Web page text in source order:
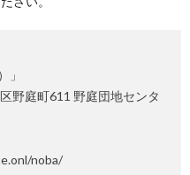
」
野庭町611 野庭団地センタ
noba/